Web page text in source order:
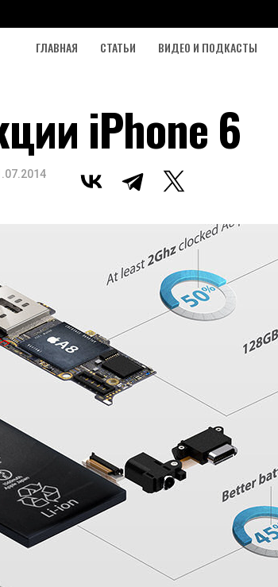
ГЛАВНАЯ СТАТЬИ ВИДЕО И ПОДКАСТЫ
iPhone 6